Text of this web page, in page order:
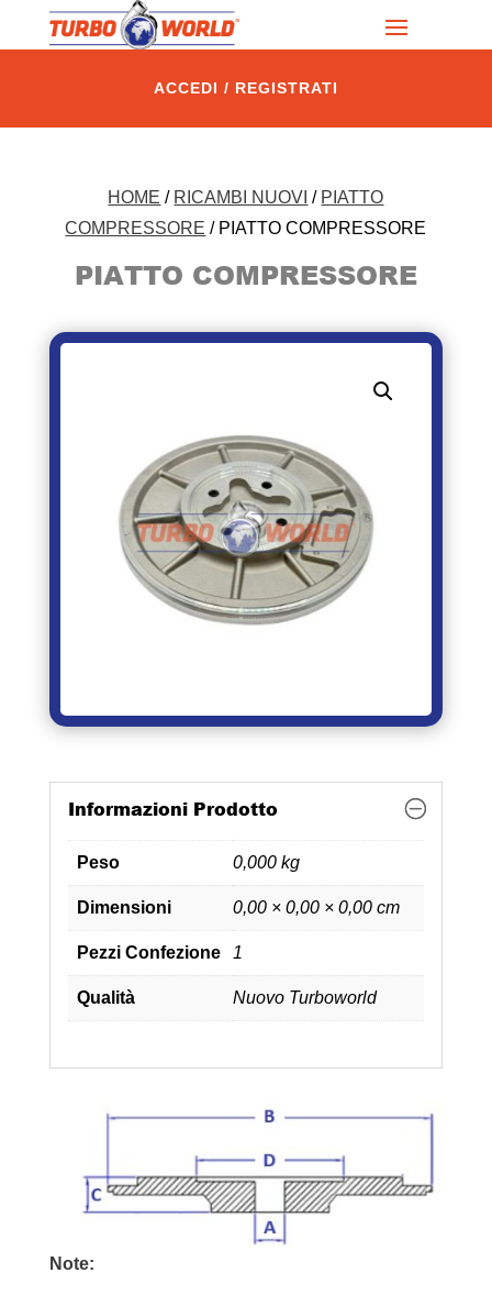
ACCEDI / REGISTRATI
HOME / RICAMBI NUOVI / PIATTO
COMPRESSORE / PIATTO COMPRESSORE
PIATTO COMPRESSORE
Informazioni Prodotto
Peso 0,000 kg
Dimensioni 0,00 × 0,00 × 0,00 cm
Pezzi Confezione 1
Qualità Nuovo Turboworld
Note: